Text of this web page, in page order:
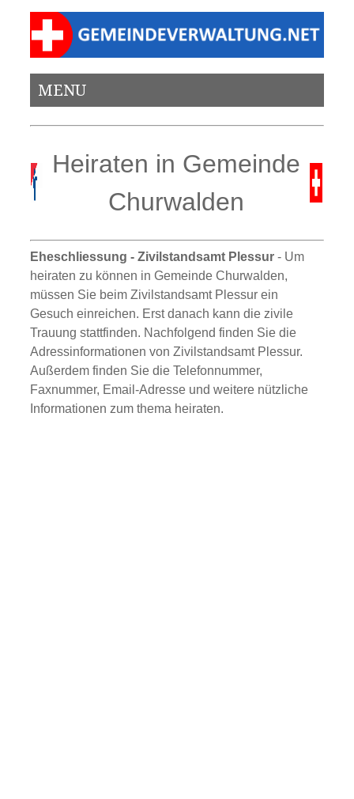
MENU
Heiraten in Gemeinde
Churwalden
Eheschliessung - Zivilstandsamt Plessur- Um
heiraten zu können in Gemeinde Churwalden,
müssen Sie beim Zivilstandsamt Plessur ein
Gesuch einreichen. Erst danach kann die zivile
Trauung stattfinden. Nachfolgend finden Sie die
Adressinformationen von Zivilstandsamt Plessur.
Außerdem finden Sie die Telefonnummer,
Faxnummer, Email-Adresse und weitere nützliche
Informationen zum thema heiraten.